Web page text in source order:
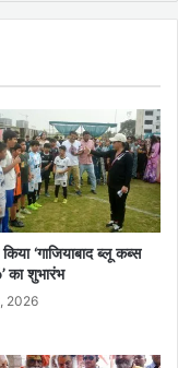
‘गाजियाबाद ब्लू कब्स
का शुभारंभ
2026